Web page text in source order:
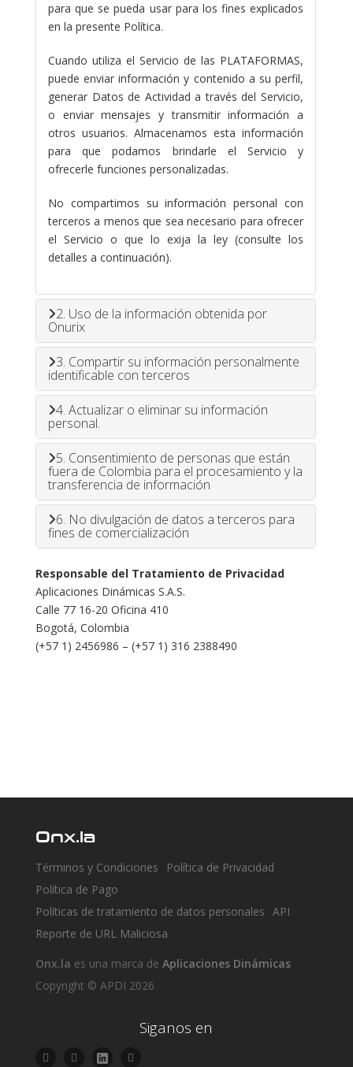
para que se pueda usar para los fines explicados
en la presente Política.
Cuando utiliza el Servicio de las PLATAFORMAS,
puede enviar información y contenido a su perfil,
generar Datos de Actividad a través del Servicio,
o enviar mensajes y transmitir información a
otros usuarios. Almacenamos esta información
para que podamos brindarle el Servicio y
ofrecerle funciones personalizadas.
No compartimos su información personal con
terceros a menos que sea necesario para ofrecer
el Servicio o que lo exija la ley (consulte los
detalles a continuación).
2. Uso de la información obtenida por
Onurix
3. Compartir su información personalmente
identificable con terceros
4. Actualizar o eliminar su información
personal.
5. Consentimiento de personas que están
fuera de Colombia para el procesamiento y la
transferencia de información
6. No divulgación de datos a terceros para
fines de comercialización
Responsable del Tratamiento de Privacidad
Aplicaciones Dinámicas S.A.S.
Calle 77 16-20 Oficina 410
Bogotá, Colombia
(+57 1) 2456986 – (+57 1) 316 2388490
Onx.la
Términos y Condiciones
Política de Privacidad
Política de Pago
Políticas de tratamiento de datos personales API
Reporte de URL Maliciosa
Onx.la es una marca de Aplicaciones Dinámicas
Copyright © APDI 2026
Siganos en